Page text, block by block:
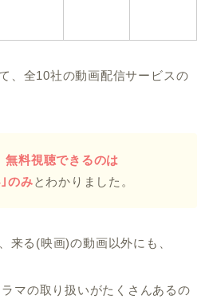
、全10社の動画配信サービスの
無料視聴できるのは
のみとわかりました。
来る(映画)の動画以外にも、
マの取り扱いがたくさんあるの